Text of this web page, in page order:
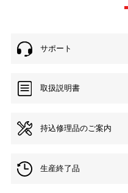
サポート
取扱説明書
持込修理品のご案内
生産終了品